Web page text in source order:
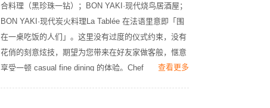
合料理（黑珍珠一钻）；BON YAKI·现代烧鸟居酒屋；
BON YAKI·现代炭火料理La Tablée 在法语里意即「围
在一桌吃饭的人们」。这里没有过度的仪式约束，没有
花俏的刻意炫技，期望为您带来在好友家做客般，惬意
享受一顿 casual fine dining 的体验。Chef
查看更多